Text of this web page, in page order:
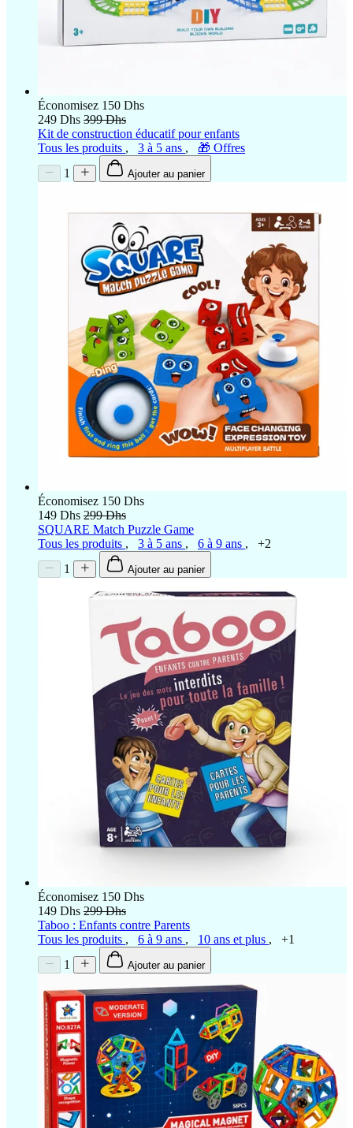
Économisez 150 Dhs
249 Dhs 399 Dhs
Kit de construction éducatif pour enfants
Tous les produits , 3 à 5 ans ,
🎁 Offres
1
Ajouter au panier
Économisez 150 Dhs
149 Dhs 299 Dhs
SQUARE Match Puzzle Game
Tous les produits , 3 à 5 ans , 6 à 9 ans ,
+2
1
Ajouter au panier
Économisez 150 Dhs
149 Dhs 299 Dhs
Taboo : Enfants contre Parents
Tous les produits , 6 à 9 ans , 10 ans et plus ,
+1
1
Ajouter au panier